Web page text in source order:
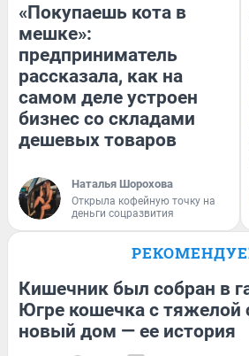
«Покупаешь кота в
мешке»:
предприниматель
рассказала, как на
самом деле устроен
бизнес со складами
дешевых товаров
Наталья Шорохова
Открыла кофейную точку на
деньги соцразвития
Кишечник был собран в
Югре кошечка с тяжелой
новый дом — ее история